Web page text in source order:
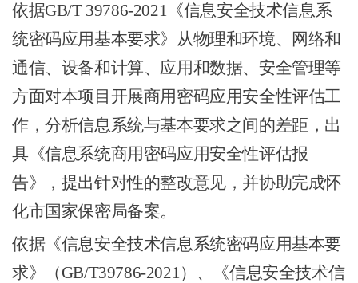
依据GB/T 39786-2021《信息安全技术信息系
统密码应用基本要求》从物理和环境、网络和
通信、设备和计算、应用和数据、安全管理等
方面对本项目开展商用密码应用安全性评估工
作，分析信息系统与基本要求之间的差距，出
具《信息系统商用密码应用安全性评估报
告》，提出针对性的整改意见，并协助完成怀
化市国家保密局备案。
依据《信息安全技术信息系统密码应用基本要
求》（GB/T39786-2021）、《信息安全技术信